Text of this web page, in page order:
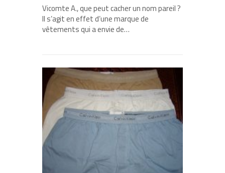
Vicomte A., que peut cacher un nom pareil ?
Il s’agit en effet d’une marque de
vêtements qui a envie de…